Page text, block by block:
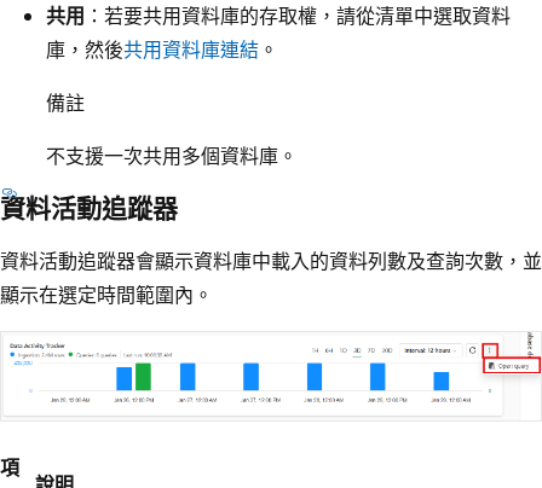
共用 ：若要共用資料庫的存取權，請從清單中選取資料
庫，然後共用資料庫連結 。
備註
不支援一次共用多個資料庫。
資料活動追蹤器
資料活動追蹤器會顯示資料庫中載入的資料列數及查詢次數，並
顯示在選定時間範圍內。
項